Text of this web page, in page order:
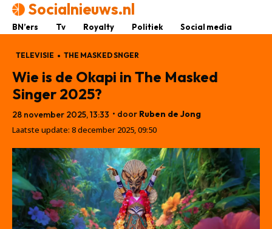
Socialnieuws.nl
BN’ers Tv Royalty Politiek Social media
TELEVISIE THE MASKED SNGER
Wie is de Okapi in The Masked
Singer 2025?
28 november 2025, 13:33 • door Ruben de Jong
Laatste update: 8 december 2025, 09:50